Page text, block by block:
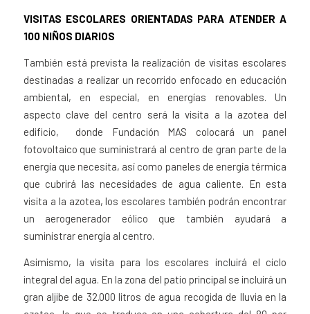
VISITAS ESCOLARES ORIENTADAS PARA ATENDER A
100 NIÑOS DIARIOS
También está prevista la realización de visitas escolares
destinadas a realizar un recorrido enfocado en educación
ambiental, en especial, en energías renovables. Un
aspecto clave del centro será la visita a la azotea del
edificio, donde Fundación MAS colocará un panel
fotovoltaico que suministrará al centro de gran parte de la
energía que necesita, así como paneles de energía térmica
que cubrirá las necesidades de agua caliente. En esta
visita a la azotea, los escolares también podrán encontrar
un aerogenerador eólico que también ayudará a
suministrar energía al centro.
Asimismo, la visita para los escolares incluirá el ciclo
integral del agua. En la zona del patio principal se incluirá un
gran aljibe de 32.000 litros de agua recogida de lluvia en la